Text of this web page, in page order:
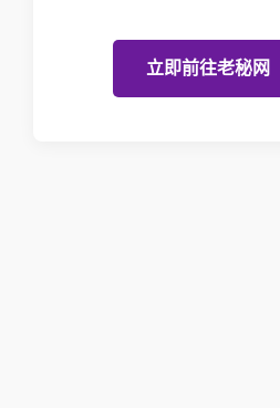
立即前往老秘网